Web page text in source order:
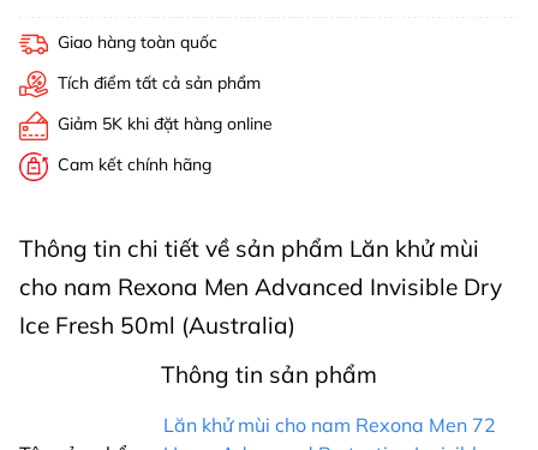
Giao hàng toàn quốc
Tích điểm tất cả sản phẩm
Giảm 5K khi đặt hàng online
Cam kết chính hãng
Thông tin chi tiết về sản phẩm Lăn khử mùi
cho nam Rexona Men Advanced Invisible Dry
Ice Fresh 50ml (Australia)
Thông tin sản phẩm
Lăn khử mùi cho nam Rexona Men 72